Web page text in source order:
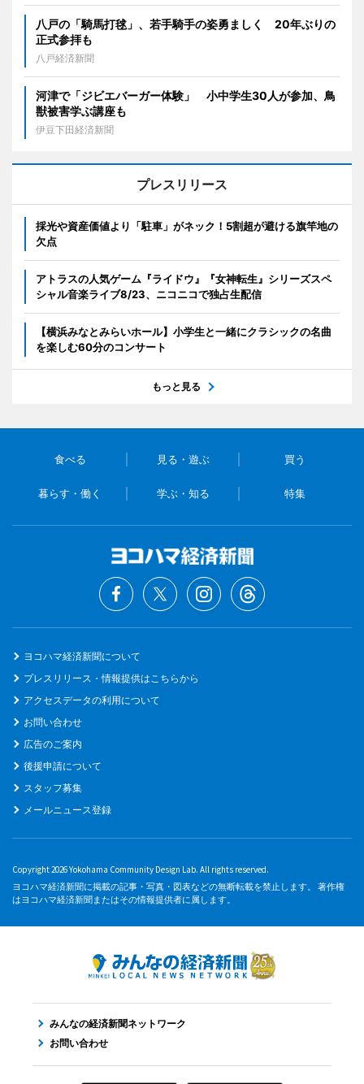
八戸の「騎馬打毬」、若手騎手の姿勇ましく 20年ぶりの
正式参拝も
八戸経済新聞
河津で「ジビエバーガー体験」 小中学生30人が参加、鳥
獣被害学ぶ講座も
伊豆下田経済新聞
プレスリリース
採光や資産価値より「駐車」がネック！5割超が避ける旗竿地の
欠点
アトラスの人気ゲーム『ライドウ』『女神転生』シリーズスペ
シャル音楽ライブ8/23、ニコニコで独占生配信
【横浜みなとみらいホール】小学生と一緒にクラシックの名曲
を楽しむ60分のコンサート
もっと見る
食べる 見る・遊ぶ 買う
暮らす・働く 学ぶ・知る 特集
ヨコハマ経済新聞について
プレスリリース・情報提供はこちらから
アクセスデータの利用について
お問い合わせ
広告のご案内
後援申請について
スタッフ募集
メールニュース登録
Copyright 2026 Yokohama Community Design Lab. All rights reserved.
ヨコハマ経済新聞に掲載の記事・写真・図表などの無断転載を禁止します。 著作権
はヨコハマ経済新聞またはその情報提供者に属します。
みんなの経済新聞ネットワーク
お問い合わせ